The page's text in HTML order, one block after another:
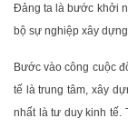
Đảng ta là bước khởi
bộ sự nghiệp xây
Bước vào công cuộc
tế là trung tâm, xây
nhất là tư duy kinh tế.